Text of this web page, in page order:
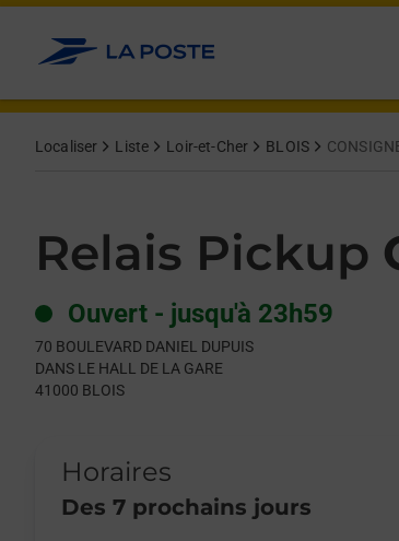
Allez au contenu
Localiser Liste Loir-et-Cher BLOIS
Relais Pickup
Ouvert - jusqu'à 23h59
70 BOULEVARD DANIEL DUPUIS
DANS LE HALL DE LA GARE
41000 BLOIS
Horaires
Des 7 prochains jours
Day of the WeekHours
Get directions to Relais Pickup at 70 BOULEVARD
lien s'ouvre dans un nouvel onglet